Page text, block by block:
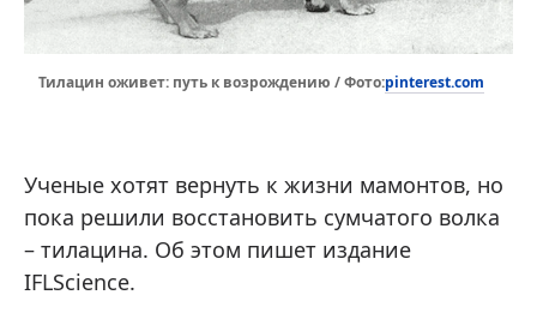
Тилацин оживет: путь к возрождению / Фото:pinterest.com
Ученые хотят вернуть к жизни мамонтов, но
пока решили восстановить сумчатого волка
– тилацина. Об этом пишет издание
IFLScience.